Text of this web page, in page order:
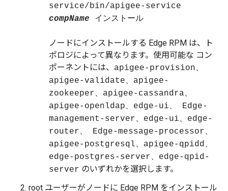
service/bin/apigee-service
compName インストール
ノードにインストールする Edge RPM は、ト
ポロジによって異なります。使用可能な コン
ポーネントには、 apigee-provision、
apigee-validate、apigee-
zookeeper、apigee-cassandra、
apigee-openldap、edge-ui、 Edge-
management-server、edge-ui、edge-
router、 Edge-message-processor、
apigee-postgresql、apigee-qpidd、
edge-postgres-server、edge-qpid-
server のいずれかを選択します。
root ユーザーがノードに Edge RPM をインストール